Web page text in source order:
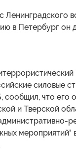
Ленинградского
в Петербург он
силовые
сообщил, что его
и Тверской
мероприятий"